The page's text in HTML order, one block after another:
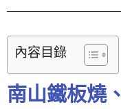
內容目錄
南山鐵板燒